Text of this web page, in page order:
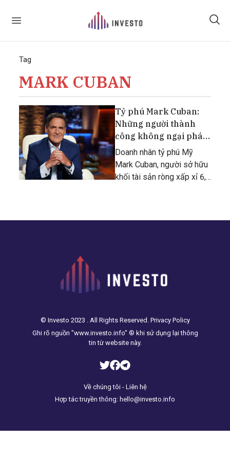
Tag
MARK CUBAN
Tỷ phú Mark Cuban:
Những người thành
công không ngại phá
sản
Doanh nhân tỷ phú Mỹ
Mark Cuban, người sở hữu
khối tài sản ròng xấp xỉ 6,5
© Investo 2023 . All Rights Reserved. Privacy Policy
Ghi rõ nguồn "www.investo.info" ® khi sử dụng lại thông
tin từ website này.
Về chúng tôi - Liên hệ
Hợp tác truyền thông: hello@investo.info